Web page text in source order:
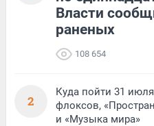
Власти
раненых
108 654
2
Куда пойти 31
флоксов,
и «Музыка мира»